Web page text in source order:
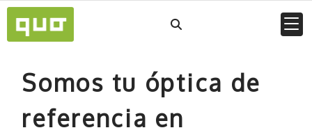
Somos tu óptica de
referencia en